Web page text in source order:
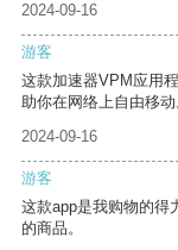
2024-09-16
游客
这款加速器VPM应用
助你在网络上自由移动
2024-09-16
游客
这款app是我购物的得
的商品。